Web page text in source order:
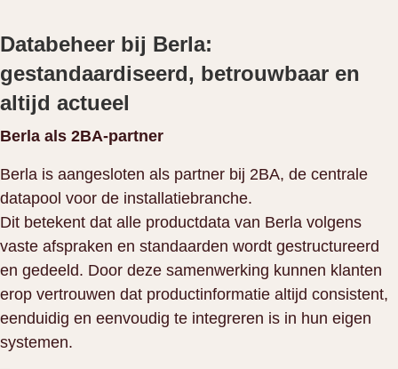
Databeheer bij Berla:
gestandaardiseerd, betrouwbaar en
altijd actueel
Berla als 2BA-partner
Berla is aangesloten als partner bij 2BA, de centrale
datapool voor de installatiebranche.
Dit betekent dat alle productdata van Berla volgens
vaste afspraken en standaarden wordt gestructureerd
en gedeeld. Door deze samenwerking kunnen klanten
erop vertrouwen dat productinformatie altijd consistent,
eenduidig en eenvoudig te integreren is in hun eigen
systemen.